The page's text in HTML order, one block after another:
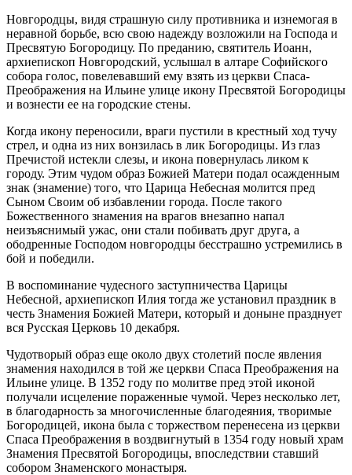
Новгородцы, видя страшную силу противника и изнемогая в
неравной борьбе, всю свою надежду возложили на Господа и
Пресвятую Богородицу. По преданию, святитель Иоанн,
архиепископ Новгородский, услышал в алтаре Софийского
собора голос, повелевавший ему взять из церкви Спаса-
Преображения на Ильине улице икону Пресвятой Богородицы
и вознести ее на городские стены.
Когда икону переносили, враги пустили в крестный ход тучу
стрел, и одна из них вонзилась в лик Богородицы. Из глаз
Пречистой истекли слезы, и икона повернулась ликом к
городу. Этим чудом образ Божией Матери подал осажденным
знак (знамение) того, что Царица Небесная молится пред
Сыном Своим об избавлении города. После такого
Божественного знамения на врагов внезапно напал
неизъяснимый ужас, они стали побивать друг друга, а
ободренные Господом новгородцы бесстрашно устремились в
бой и победили.
В воспоминание чудесного заступничества Царицы
Небесной, архиепископ Илия тогда же установил праздник в
честь Знамения Божией Матери, который и доныне празднует
вся Русская Церковь 10 декабря.
Чудотворый образ еще около двух столетий после явления
знамения находился в той же церкви Спаса Преображения на
Ильине улице. В 1352 году по молитве пред этой иконой
получали исцеление пораженные чумой. Через несколько лет,
в благодарность за многочисленные благодеяния, творимые
Богородицей, икона была с торжеством перенесена из церкви
Спаса Преображения в воздвигнутый в 1354 году новый храм
Знамения Пресвятой Богородицы, впоследствии ставший
собором Знаменского монастыря.